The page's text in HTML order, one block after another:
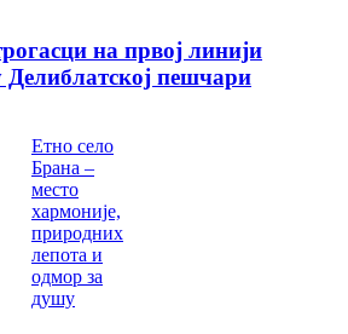
на првој линији
пешчари
Етно село
Брана –
место
хармоније,
природних
лепота и
одмор за
душу